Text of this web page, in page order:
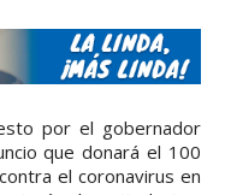
por el gobernador
que donará el 100
el coronavirus en